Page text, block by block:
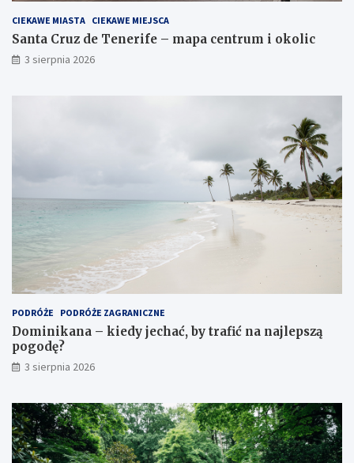
CIEKAWE MIASTA CIEKAWE MIEJSCA
Santa Cruz de Tenerife – mapa centrum i okolic
3 sierpnia 2026
PODRÓŻE PODRÓŻE ZAGRANICZNE
Dominikana – kiedy jechać, by trafić na najlepszą
pogodę?
3 sierpnia 2026